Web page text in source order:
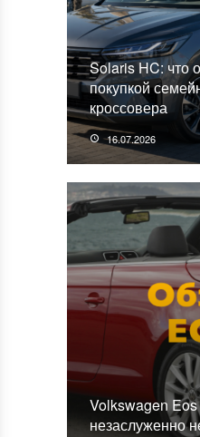
Solaris HC: что
покупкой
кроссовера
16.07.2026
Volkswagen
незаслуженно